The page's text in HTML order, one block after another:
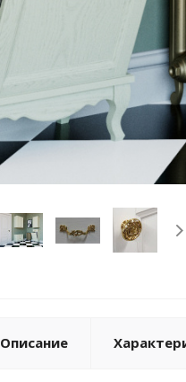
Описание